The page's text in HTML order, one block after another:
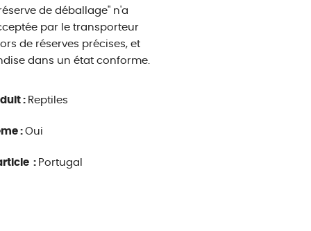
de déballage" n'a
par le transporteur
de réserves précises, et
dans un état conforme.
: Reptiles
: Oui
: Portugal